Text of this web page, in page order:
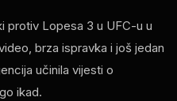
protiv Lopesa 3 u UFC-u u
brza ispravka i još jedan
učinila vijesti o
ikad.